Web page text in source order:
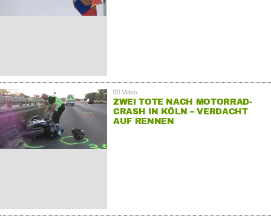
ZWEI TOTE NACH MOTORRAD-
CRASH IN KÖLN – VERDACHT
AUF RENNEN